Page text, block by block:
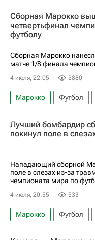
Авторы РИА Новости
Материалы РИА Спорт
Килиан Мбаппе
Парагвай
Франция
Спорт — видео
Сборная Марокко
четвертьфинал
футболу
Сборная Марокко
матче 1/8 финала
4 июля, 22:05 5880
Марокко Футбол
Аззедин Унаи
Исмаэль Сайбари
Лучший бомбардир
покинул поле в
Нападающий сборной
поле в слезах из-за
чемпионата мира по
4 июля, 20:55 533
Марокко Футбол
Исмаэль Сайбари